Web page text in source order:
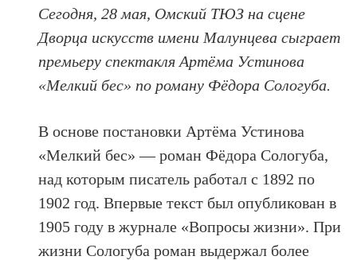
Сегодня, 28 мая, Омский ТЮЗ на сцене
Дворца искусств имени Малунцева сыграет
премьеру спектакля Артёма Устинова
«Мелкий бес» по роману Фёдора Сологуба.
В основе постановки Артёма Устинова
«Мелкий бес» — роман Фёдора Сологуба,
над которым писатель работал с 1892 по
1902 год. Впервые текст был опубликован в
1905 году в журнале «Вопросы жизни». При
жизни Сологуба роман выдержал более